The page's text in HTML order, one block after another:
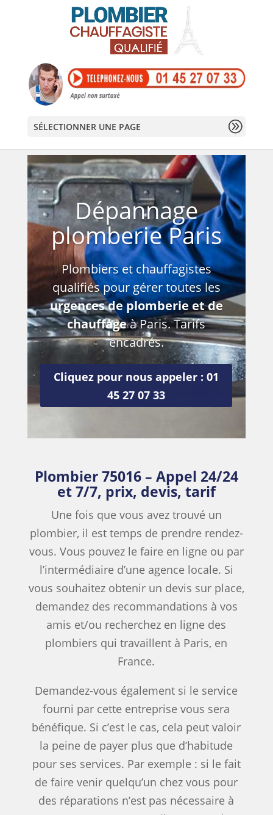
SÉLECTIONNER UNE PAGE
Dépannage
plomberie Paris
Plombiers et chauffagistes
qualifiés pour gérer toutes les
urgences de plomberie et de
chauffageà Paris. Tarifs
encadrés.
Cliquez pour nous appeler : 01
45 27 07 33
Plombier 75016 – Appel 24/24
et 7/7, prix, devis, tarif
Une fois que vous avez trouvé un
plombier, il est temps de prendre rendez-
vous. Vous pouvez le faire en ligne ou par
l’intermédiaire d’une agence locale. Si
vous souhaitez obtenir un devis sur place,
demandez des recommandations à vos
amis et/ou recherchez en ligne des
plombiers qui travaillent à Paris, en
France.
Demandez-vous également si le service
fourni par cette entreprise vous sera
bénéfique. Si c’est le cas, cela peut valoir
la peine de payer plus que d’habitude
pour ses services. Par exemple : si le fait
de faire venir quelqu’un chez vous pour
des réparations n’est pas nécessaire à